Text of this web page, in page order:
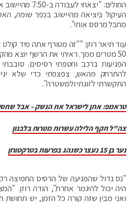
העיקול ביציאה מהיישוב בכפר שופה,
מחבל מרסס אותי".
עוד תיאר רוזן: ""זה מטורף אתה מיד
50 מטרים ממך. ראיתי את הרשף יוצא
הפגיעות ברכב וחטפתי רסיסים.
להתרחק מהאש, צפצפתי כדי שלא
התקשרתי לזוגתי ולמשטרה".
טראמפ: אתן לישראל את הנשק – אבל
צה"ל תקף הלילה עשרות מטרות בלבנון
נער בן 15 נעצר כשנהג בפרעות בטרקטורון
"נס גדול שהפגיעה של הרסיס החמיצה
היה יכול להיגמר אחרת", הודה רוזן.
ואני מבין שזה קורה כל הזמן, יש תחושת